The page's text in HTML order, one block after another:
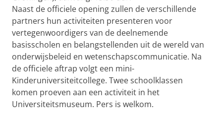
Naast de officiele opening zullen de verschillende
partners hun activiteiten presenteren voor
vertegenwoordigers van de deelnemende
basisscholen en belangstellenden uit de wereld van
onderwijsbeleid en wetenschapscommunicatie. Na
de officiele aftrap volgt een mini-
Kinderuniversiteitcollege. Twee schoolklassen
komen proeven aan een activiteit in het
Universiteitsmuseum. Pers is welkom.